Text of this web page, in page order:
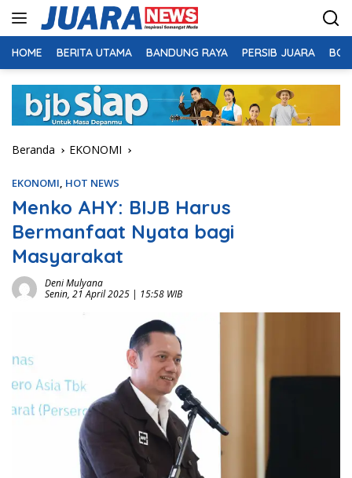
HOME BERITA UTAMA BANDUNG RAYA PERSIB JUARA
Beranda EKONOMI
EKONOMI, HOT NEWS
Menko AHY: BIJB Harus
Bermanfaat Nyata bagi
Masyarakat
Deni Mulyana
Senin, 21 April 2025 | 15:58 WIB